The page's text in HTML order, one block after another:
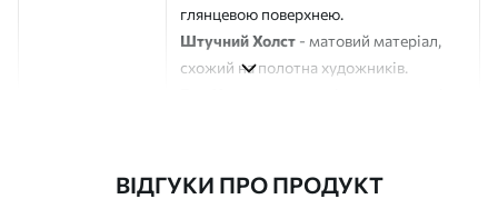
глянцевою поверхнею.
Штучний Холст - матовий матеріал,
схожий на полотна художників.
ВІДГУКИ ПРО ПРОДУКТ